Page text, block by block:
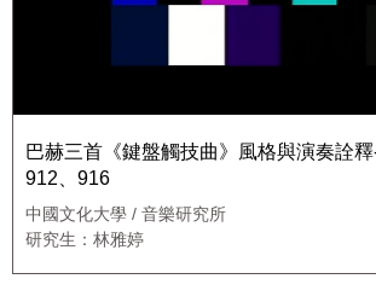
巴赫三首《鍵盤觸技曲》風格與演奏詮釋
912、916
中國文化大學 / 音樂研究所
研究生：林雅婷